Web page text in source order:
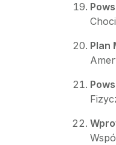
Plan